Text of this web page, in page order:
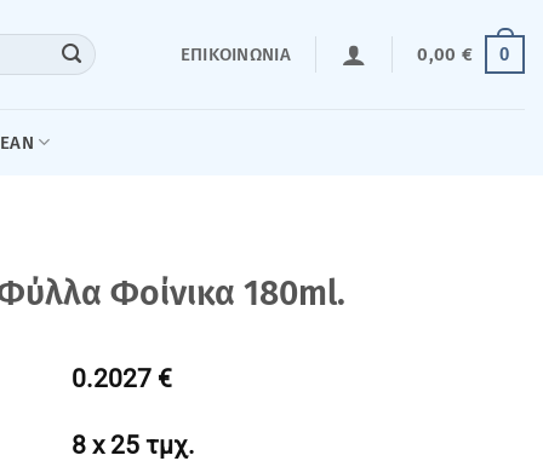
ΕΠΙΚΟΙΝΩΝΊΑ 0,00 € 0
Φοίνικα 180ml.
0.2027 €
8 x 25 τμχ.